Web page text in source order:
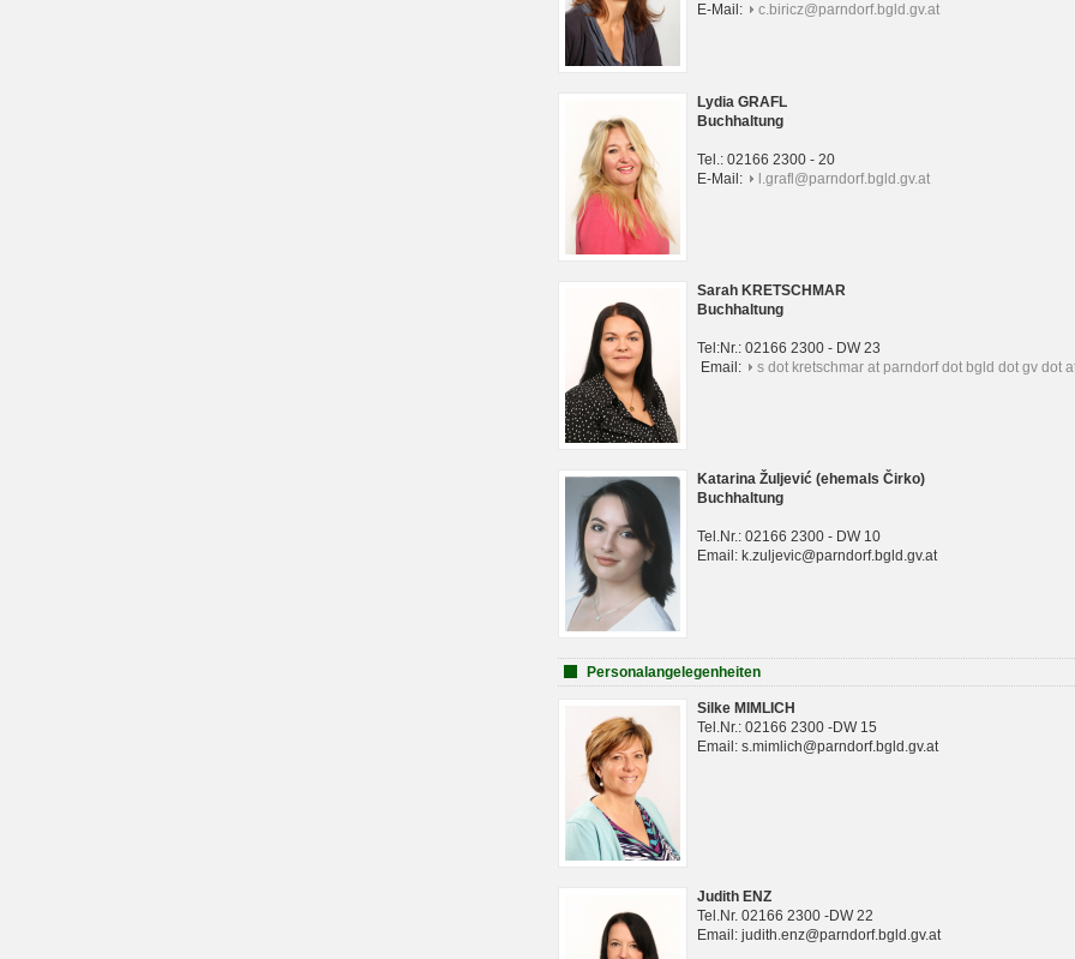
E-Mail:
c.biricz@parndorf.bgld.gv.at
Lydia GRAFL
Buchhaltung
Tel.: 02166 2300 - 20
E-Mail:
l.grafl@parndorf.bgld.gv.at
Sarah KRETSCHMAR
Buchhaltung
Tel:Nr.: 02166 2300 - DW 23
Email:
s dot kretschmar at parndorf dot bgld dot gv dot
Katarina Žuljević (ehemals Čirko)
Buchhaltung
Tel.Nr.: 02166 2300 - DW 10
Email: k.zuljevic@parndorf.bgld.gv.at
Personalangelegenheiten
Silke MIMLICH
Tel.Nr.: 02166 2300 -DW 15
Email: s.mimlich@parndorf.bgld.gv.at
Judith ENZ
Tel.Nr. 02166 2300 -DW 22
Email: judith.enz@parndorf.bgld.gv.at